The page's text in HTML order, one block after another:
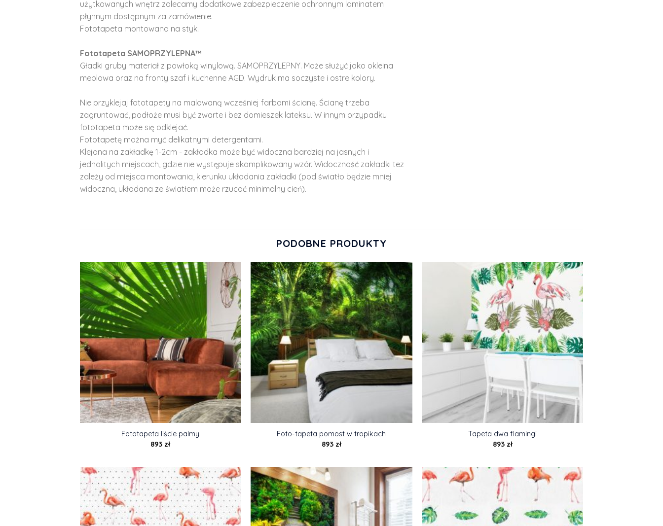
użytkowanych wnętrz zalecamy dodatkowe zabezpieczenie ochronnym laminatem
płynnym dostępnym za zamówienie.
Fototapeta montowana na styk.
Fototapeta SAMOPRZYLEPNA™
Gładki gruby materiał z powłoką winylową. SAMOPRZYLEPNY. Może służyć jako okleina
meblowa oraz na fronty szaf i kuchenne AGD. Wydruk ma soczyste i ostre kolory.
Nie przyklejaj fototapety na malowaną wcześniej farbami ścianę. Ścianę trzeba
zagruntować, podłoże musi być zwarte i bez domieszek lateksu. W innym przypadku
fototapeta może się odklejać.
Fototapetę można myć delikatnymi detergentami.
Klejona na zakładkę 1-2cm - zakładka może być widoczna bardziej na jasnych i
jednolitych miejscach, gdzie nie występuje skomplikowany wzór. Widoczność zakładki tez
zależy od miejsca montowania, kierunku układania zakładki (pod światło będzie mniej
widoczna, układana ze światłem może rzucać minimalny cień).
PODOBNE PRODUKTY
Fototapeta liście palmy
893 zł
Foto-tapeta pomost w tropikach
893 zł
Tapeta dwa flamingi
893 zł